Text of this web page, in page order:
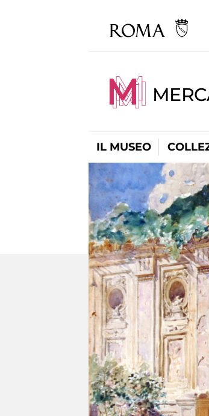
IL MUSEO